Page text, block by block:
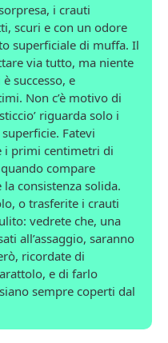
i crauti
scuri e con un odore
superficiale di muffa. Il
via tutto, ma niente
successo, e
Non c’è motivo di
riguarda solo i
Fatevi
i primi centimetri di
compare
consistenza solida.
o trasferite i crauti
vedrete che, una
all’assaggio, saranno
ricordate di
e di farlo
sempre coperti dal